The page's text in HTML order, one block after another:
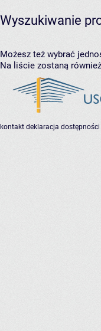
Wyszukiwanie
Możesz też wybrać
Na liście zostaną
kontakt deklaracja dostępności